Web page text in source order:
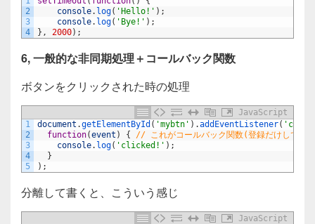
2
3
4
console. log( 'Hello!' ) ;
console. log( 'Bye!' ) ;
} , 2000) ;
6, 一般的な非同期処理＋コールバック関数
ボタンをクリックされた時の処理
JavaScript
1
2
3
4
5
document .getElementById ( 'mybtn' ) .addEventListener(
function(event ) {
// これがコールバック関数(登録だけして、
console. log( 'clicked!' ) ;
}
) ;
分離して書くと、こういう感じ
JavaScript